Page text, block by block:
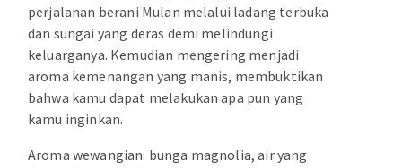
perjalanan berani Mulan melalui ladang terbuka
dan sungai yang deras demi melindungi
keluarganya. Kemudian mengering menjadi
aroma kemenangan yang manis, membuktikan
bahwa kamu dapat melakukan apa pun yang
kamu inginkan.
Aroma wewangian: bunga magnolia, air yang